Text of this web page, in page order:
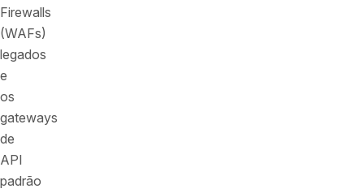
Firewalls
(WAFs)
legados
e
os
gateways
de
API
padrão